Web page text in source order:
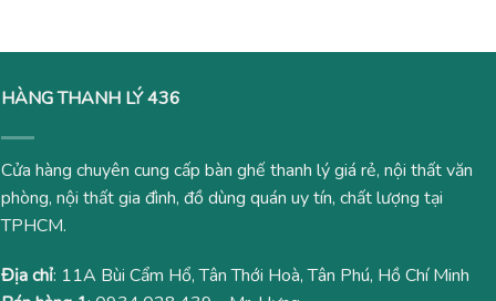
HÀNG THANH LÝ 436
Cửa hàng chuyên cung cấp bàn ghế thanh lý giá rẻ, nội thất văn
phòng, nội thất gia đình, đồ dùng quán uy tín, chất lượng tại
TPHCM.
Địa chỉ: 11A Bùi Cẩm Hổ, Tân Thới Hoà, Tân Phú, Hồ Chí Minh